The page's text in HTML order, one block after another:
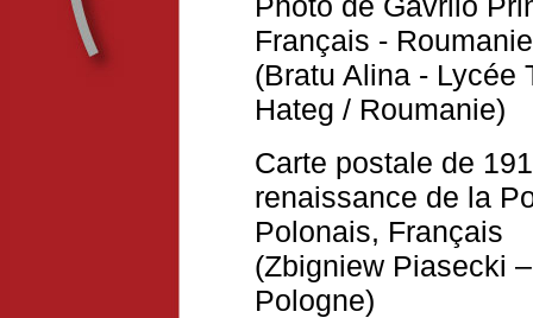
Français - Roumanie
(Bratu Alina - Lycée
Hateg / Roumanie)
Carte postale de
renaissance de la
Polonais, Français
(Zbigniew Piasecki –
Pologne)